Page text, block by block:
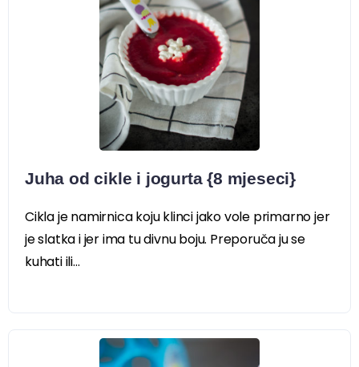
Juha od cikle i jogurta {8 mjeseci}
Cikla je namirnica koju klinci jako vole primarno jer
je slatka i jer ima tu divnu boju. Preporuča ju se
kuhati ili...